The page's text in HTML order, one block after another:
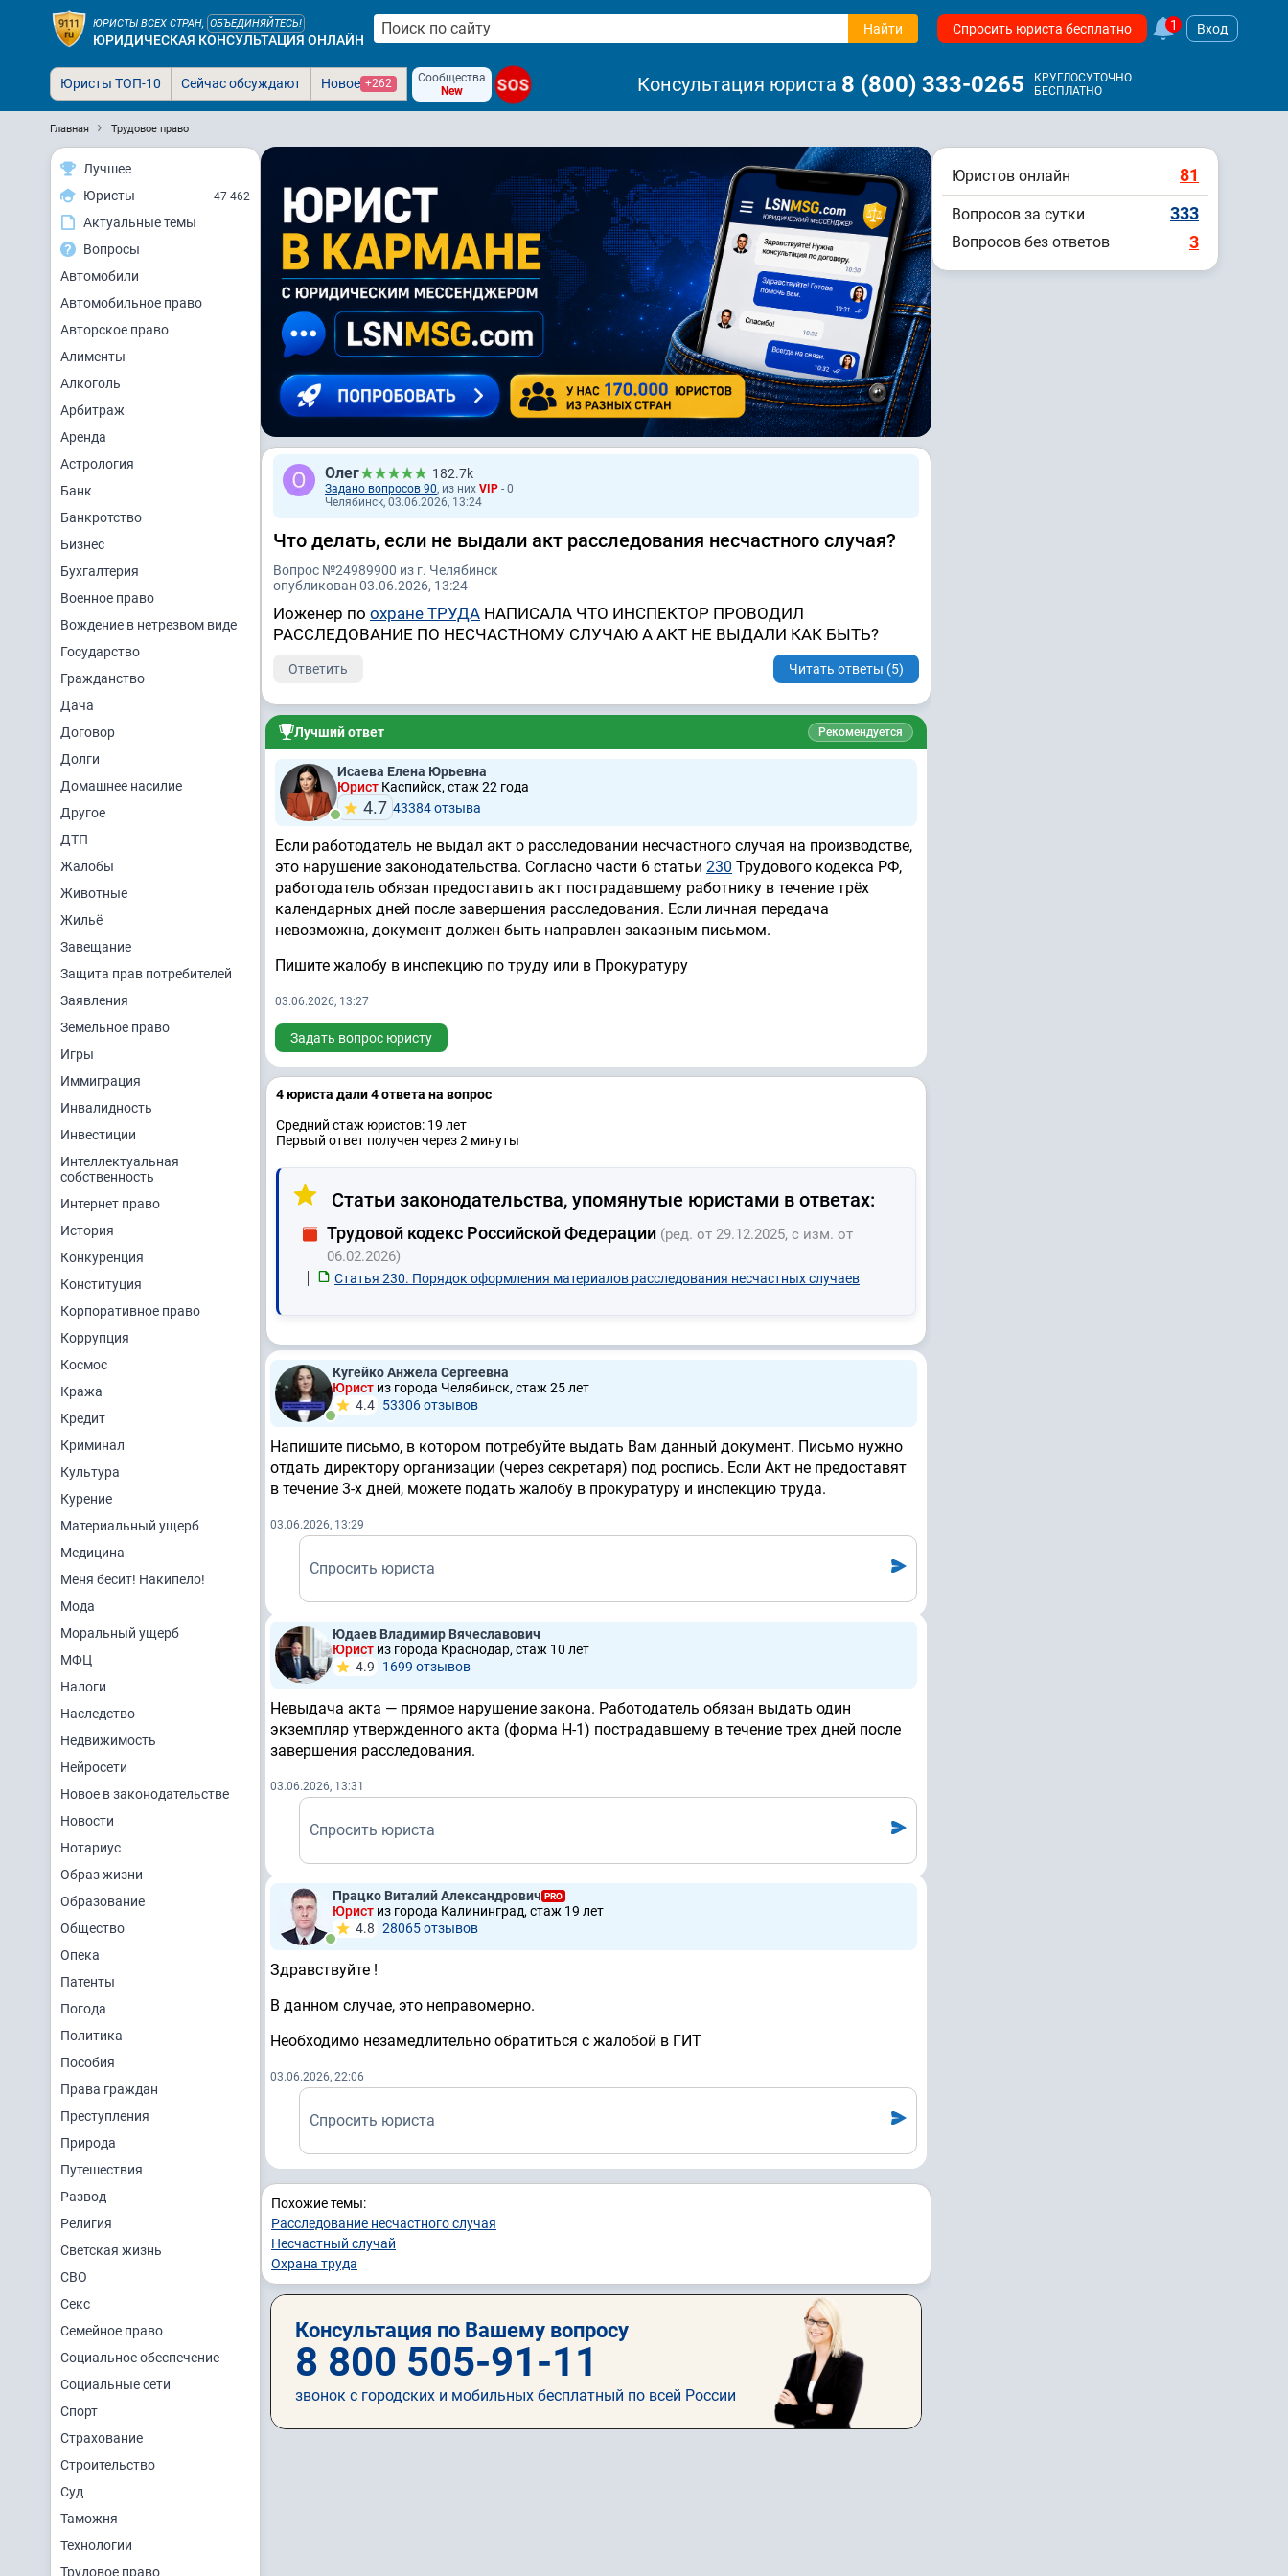
ЮРИСТЫ ВСЕХ СТРАН, ОБЪЕДИНЯЙТЕСЬ!
ЮРИДИЧЕСКАЯ КОНСУЛЬТАЦИЯ ОНЛАЙН
Найти Спросить юриста бесплатно 1 Вход
Юристы ТОП-10 Сейчас обсуждают Новое +262
Сообщества
New
SOS Консультация юриста 8 (800) 333-0265
КРУГЛОСУТОЧНО
БЕСПЛАТНО
Главная Трудовое право
Лучшее
Юристы
47 462
Актуальные темы
Вопросы
Автомобили
Автомобильное право
Авторское право
Алименты
Алкоголь
Арбитраж
Аренда
Астрология
Банк
Банкротство
Бизнес
Бухгалтерия
Военное право
Вождение в нетрезвом виде
Государство
Гражданство
Дача
Договор
Долги
Домашнее насилие
Другое
ДТП
Жалобы
Животные
Жильё
Завещание
Защита прав потребителей
Заявления
Земельное право
Игры
Иммиграция
Инвалидность
Инвестиции
Интеллектуальная
собственность
Интернет право
История
Конкуренция
Конституция
Корпоративное право
Коррупция
Космос
Кража
Кредит
Криминал
Культура
Курение
Материальный ущерб
Медицина
Меня бесит! Накипело!
Мода
Моральный ущерб
МФЦ
Налоги
Наследство
Недвижимость
Нейросети
Новое в законодательстве
Новости
Нотариус
Образ жизни
Образование
Общество
Опека
Патенты
Погода
Политика
Пособия
Права граждан
Преступления
Природа
Путешествия
Развод
Религия
Светская жизнь
СВО
Секс
Семейное право
Социальное обеспечение
Социальные сети
Спорт
Страхование
Строительство
Суд
Таможня
Технологии
Трудовое право
Олег 182.7k
Задано вопросов 90, из них VIP - 0
Челябинск, 03.06.2026, 13:24
Что делать, если не выдали акт расследования несчастного случая?
Вопрос №24989900 из г. Челябинск
опубликован 03.06.2026, 13:24
Иоженер по охране ТРУДА НАПИСАЛА ЧТО ИНСПЕКТОР ПРОВОДИЛ
РАССЛЕДОВАНИЕ ПО НЕСЧАСТНОМУ СЛУЧАЮ А АКТ НЕ ВЫДАЛИ КАК БЫТЬ?
Ответить Читать ответы (5)
Лучший ответ Рекомендуется
Исаева Елена Юрьевна
Юрист Каспийск, стаж 22 годa
4.7 43384 отзывa
Если работодатель не выдал акт о расследовании несчастного случая на производстве,
это нарушение законодательства. Согласно части 6 статьи 230 Трудового кодекса РФ,
работодатель обязан предоставить акт пострадавшему работнику в течение трёх
календарных дней после завершения расследования. Если личная передача
невозможна, документ должен быть направлен заказным письмом.
Пишите жалобу в инспекцию по труду или в Прокуратуру
03.06.2026, 13:27
Задать вопрос юристу
4 юристa дали 4 ответa на вопрос
Средний стаж юристов: 19 лет
Первый ответ получен через 2 минуты
Статьи законодательства, упомянутые юристами в ответах:
Трудовой кодекс Российской Федерации (ред. от 29.12.2025, с изм. от
06.02.2026)
Статья 230. Порядок оформления материалов расследования несчастных случаев
Кугейко Анжела Сергеевна
Юрист из города Челябинск, стаж 25 лет
4.4 53306 отзывов
Напишите письмо, в котором потребуйте выдать Вам данный документ. Письмо нужно
отдать директору организации (через секретаря) под роспись. Если Акт не предоставят
в течение 3-х дней, можете подать жалобу в прокуратуру и инспекцию труда.
03.06.2026, 13:29
Спросить юриста
Юдаев Владимир Вячеславович
Юрист из города Краснодар, стаж 10 лет
4.9
1699 отзывов
Невыдача акта — прямое нарушение закона. Работодатель обязан выдать один
экземпляр утвержденного акта (форма Н-1) пострадавшему в течение трех дней после
завершения расследования.
03.06.2026, 13:31
Спросить юриста
Працко Виталий Александрович PRO
Юрист из города Калининград, стаж 19 лет
4.8 28065 отзывов
Здравствуйте !
В данном случае, это неправомерно.
Необходимо незамедлительно обратиться с жалобой в ГИТ
03.06.2026, 22:06
Спросить юриста
Похожие темы:
Расследование несчастного случая
Несчастный случай
Охрана труда
Консультация по Вашему вопросу
8 800 505-91-11
звонок с городских и мобильных бесплатный по всей России
Юристов онлайн 81
Вопросов за сутки 333
Вопросов без ответов 3